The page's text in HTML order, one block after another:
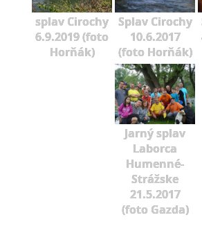
splav Cirochy
6.9.2019 (foto
Horňák)
Splav Cirochy
10.6.2017
(foto Horňák)
Jarný splav
Laborca
Humenné-
Strážske
21.5.2017
(foto Gazda)